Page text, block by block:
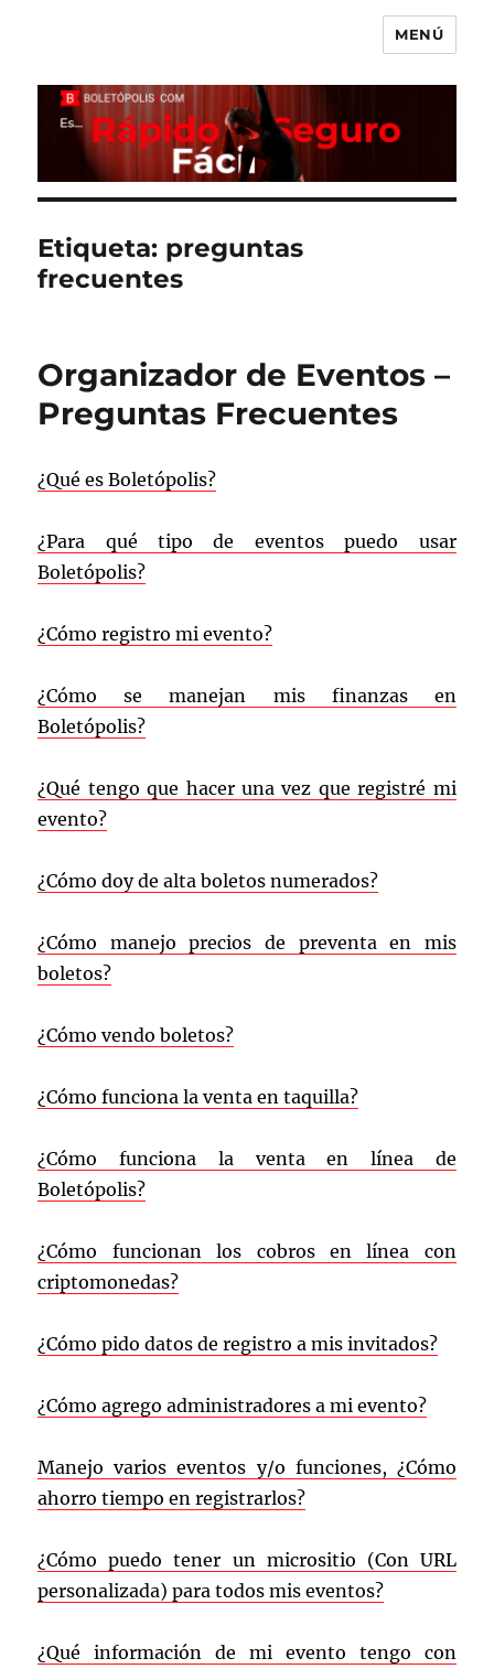
MENÚ
Etiqueta: preguntas
frecuentes
Organizador de Eventos –
Preguntas Frecuentes
¿Qué es Boletópolis?
¿Para qué tipo de eventos puedo usar
Boletópolis?
¿Cómo registro mi evento?
¿Cómo se manejan mis finanzas en
Boletópolis?
¿Qué tengo que hacer una vez que registré mi
evento?
¿Cómo doy de alta boletos numerados?
¿Cómo manejo precios de preventa en mis
boletos?
¿Cómo vendo boletos?
¿Cómo funciona la venta en taquilla?
¿Cómo funciona la venta en línea de
Boletópolis?
¿Cómo funcionan los cobros en línea con
criptomonedas?
¿Cómo pido datos de registro a mis invitados?
¿Cómo agrego administradores a mi evento?
Manejo varios eventos y/o funciones, ¿Cómo
ahorro tiempo en registrarlos?
¿Cómo puedo tener un micrositio (Con URL
personalizada) para todos mis eventos?
¿Qué información de mi evento tengo con